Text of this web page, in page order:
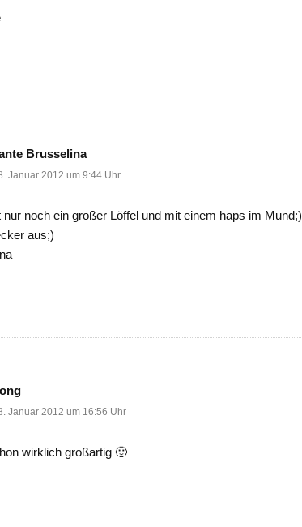
Brusselina
Januar 2012 um 9:44 Uhr
nur noch ein großer Löffel und mit einem haps im Mund;)
aus;)
Januar 2012 um 16:56 Uhr
wirklich großartig 🙂